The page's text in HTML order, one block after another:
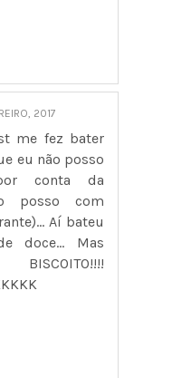
2017
me fez bater
eu não posso
conta da
posso com
Aí bateu
doce... Mas